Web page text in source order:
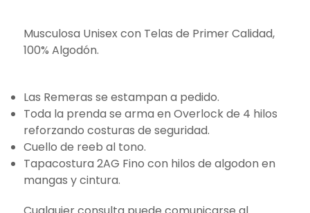
Musculosa Unisex con Telas de Primer Calidad,
100% Algodón.
Las Remeras se estampan a pedido.
Toda la prenda se arma en Overlock de 4 hilos
reforzando costuras de seguridad.
Cuello de reeb al tono.
Tapacostura 2AG Fino con hilos de algodon en
mangas y cintura.